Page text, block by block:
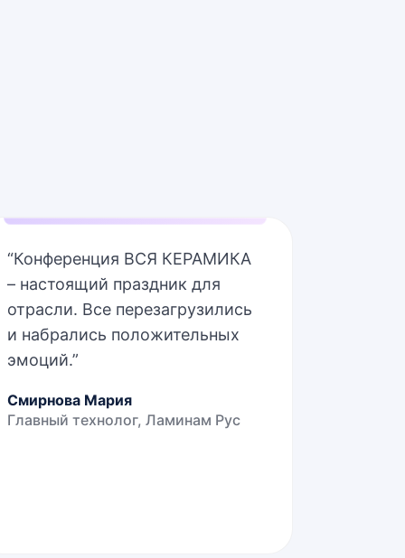
“Конференция ВСЯ КЕРАМИКА
– настоящий праздник для
отрасли. Все перезагрузились
и набрались положительных
эмоций.”
Смирнова Мария
Главный технолог, Ламинам Рус